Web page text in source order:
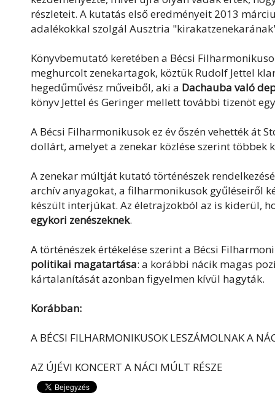
részleteit. A kutatás első eredményeit 2013
adalékokkal szolgál Ausztria
Könyvbemutató keretében a Bécsi
meghurcolt zenekartagok, köztük Rudolf Jettel
hegedűművész műveiből, aki a Dachauba való
könyv Jettel és Geringer mellett további tizenöt
A Bécsi Filharmonikusok ez év őszén vehették át
dollárt, amelyet a zenekar közlése szerint
A zenekar múltját kutató történészek
archív anyagokat, a filharmonikusok gyűléseiről
készült interjúkat. Az életrajzokból az is kiderül,
egykori zenészeknek.
A történészek értékelése szerint a Bécsi
politikai magatartása: a korábbi nácik magas
kártalanítását azonban figyelmen kívül hagyták.
Korábban:
A BÉCSI FILHARMONIKUSOK LESZÁMOLNAK A
AZ ÚJÉVI KONCERT A NÁCI MÚLT RÉSZE